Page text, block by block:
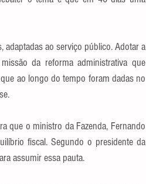
adaptadas ao serviço público. Adotar a
da reforma administrativa que
ao longo do tempo foram dadas no
que o ministro da Fazenda, Fernando
fiscal. Segundo o presidente da
assumir essa pauta.